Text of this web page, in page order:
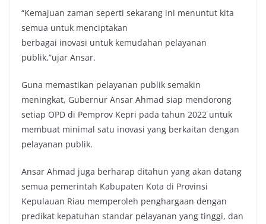
“Kemajuan zaman seperti sekarang ini menuntut kita
semua untuk menciptakan
berbagai inovasi untuk kemudahan pelayanan
publik,”ujar Ansar.
Guna memastikan pelayanan publik semakin
meningkat, Gubernur Ansar Ahmad siap mendorong
setiap OPD di Pemprov Kepri pada tahun 2022 untuk
membuat minimal satu inovasi yang berkaitan dengan
pelayanan publik.
Ansar Ahmad juga berharap ditahun yang akan datang
semua pemerintah Kabupaten Kota di Provinsi
Kepulauan Riau memperoleh penghargaan dengan
predikat kepatuhan standar pelayanan yang tinggi, dan